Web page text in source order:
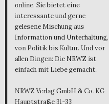
online. Sie bietet eine
interessante und gerne
gelesene Mischung aus
Information und Unterhaltung,
von Politik bis Kultur. Und vor
allen Dingen: Die NRWZ ist
einfach mit Liebe gemacht.
NRWZ Verlag GmbH & Co. KG
Hauptstraße 31-33